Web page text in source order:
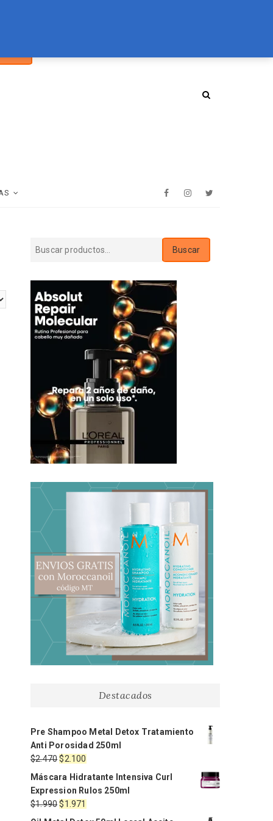
FacebookInstagram
Buscar
Destacados
Pre Shampoo Metal Detox Tratamiento
Anti Porosidad 250ml
$2.470El
precio
original
era:
$2.470.
$2.100
actual
es:
$2.100.
Máscara Hidratante Intensiva Curl
Expression Rulos 250ml
$1.990El
precio
$1.971
precio